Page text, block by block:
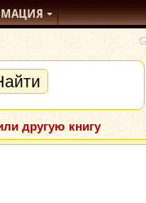
другую книгу